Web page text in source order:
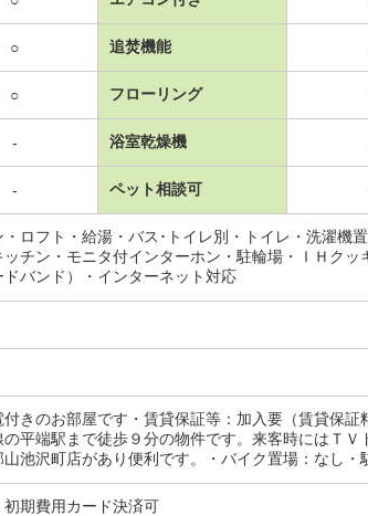
○ 追焚機能
○ フローリング
- 浴室乾燥機
- ペット相談可
・ロフト・給湯・バス･トイレ別・トイレ・洗濯機
ッチン・モニタ付インターホン・駐輪場・ＩＨク
ドバンド）・インターネット対応
付きのお部屋です・賃貸保証等：加入要（賃貸保
の平端駅まで徒歩９分の物件です。来客時にはＴ
池沢町店があり便利です。・バイク置場：なし・
初期費用カード決済可